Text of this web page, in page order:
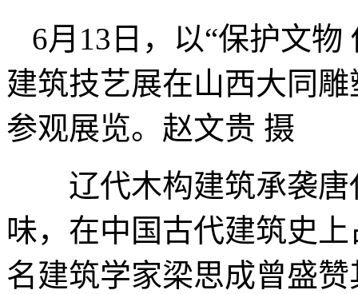
6月13日，以“保护文
建筑技艺展在山西大同
参观展览。赵文贵 摄
辽代木构建筑承袭唐
味，在中国古代建筑史
名建筑学家梁思成曾盛赞